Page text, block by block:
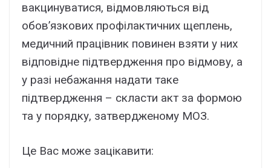
вакцинуватися, відмовляються від
обов’язкових профілактичних щеплень,
медичний працівник повинен взяти у них
відповідне підтвердження про відмову, а
у разі небажання надати таке
підтвердження – скласти акт за формою
та у порядку, затвердженому МОЗ.
Це Вас може зацікавити: